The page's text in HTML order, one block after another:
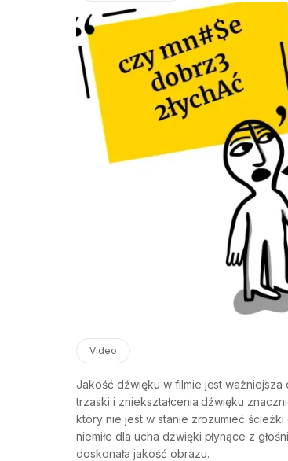
Video
Jakość dźwięku w filmie jest
trzaski i zniekształcenia dźwięku
który nie jest w stanie zrozumieć
niemiłe dla ucha dźwięki płynące z
doskonała jakość obrazu.